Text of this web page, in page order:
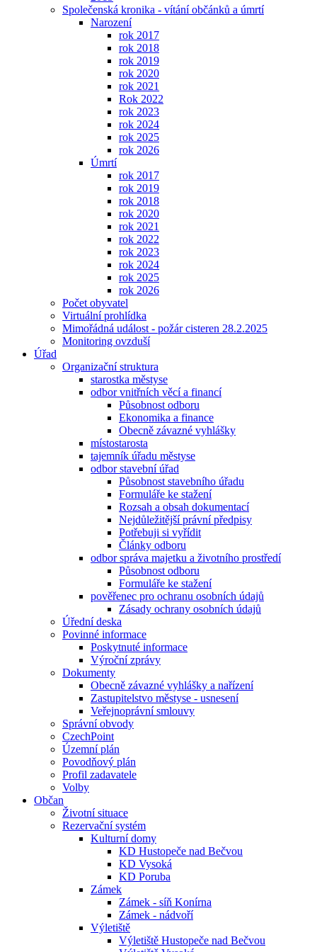
Společenská kronika - vítání občánků a úmrtí
Narození
rok 2017
rok 2018
rok 2019
rok 2020
rok 2021
Rok 2022
rok 2023
rok 2024
rok 2025
rok 2026
Úmrtí
rok 2017
rok 2019
rok 2018
rok 2020
rok 2021
rok 2022
rok 2023
rok 2024
rok 2025
rok 2026
Počet obyvatel
Virtuální prohlídka
Mimořádná událost - požár cisteren 28.2.2025
Monitoring ovzduší
Úřad
Organizační struktura
starostka městyse
odbor vnitřních věcí a financí
Působnost odboru
Ekonomika a finance
Obecně závazné vyhlášky
místostarosta
tajemník úřadu městyse
odbor stavební úřad
Působnost stavebního úřadu
Formuláře ke stažení
Rozsah a obsah dokumentací
Nejdůležitější právní předpisy
Potřebuji si vyřídit
Články odboru
odbor správa majetku a životního prostředí
Působnost odboru
Formuláře ke stažení
pověřenec pro ochranu osobních údajů
Zásady ochrany osobních údajů
Úřední deska
Povinné informace
Poskytnuté informace
Výroční zprávy
Dokumenty
Obecně závazné vyhlášky a nařízení
Zastupitelstvo městyse - usnesení
Veřejnoprávní smlouvy
Správní obvody
CzechPoint
Územní plán
Povodňový plán
Profil zadavatele
Volby
Občan
Životní situace
Rezervační systém
Kulturní domy
KD Hustopeče nad Bečvou
KD Vysoká
KD Poruba
Zámek
Zámek - síň Konírna
Zámek - nádvoří
Výletiště
Výletiště Hustopeče nad Bečvou